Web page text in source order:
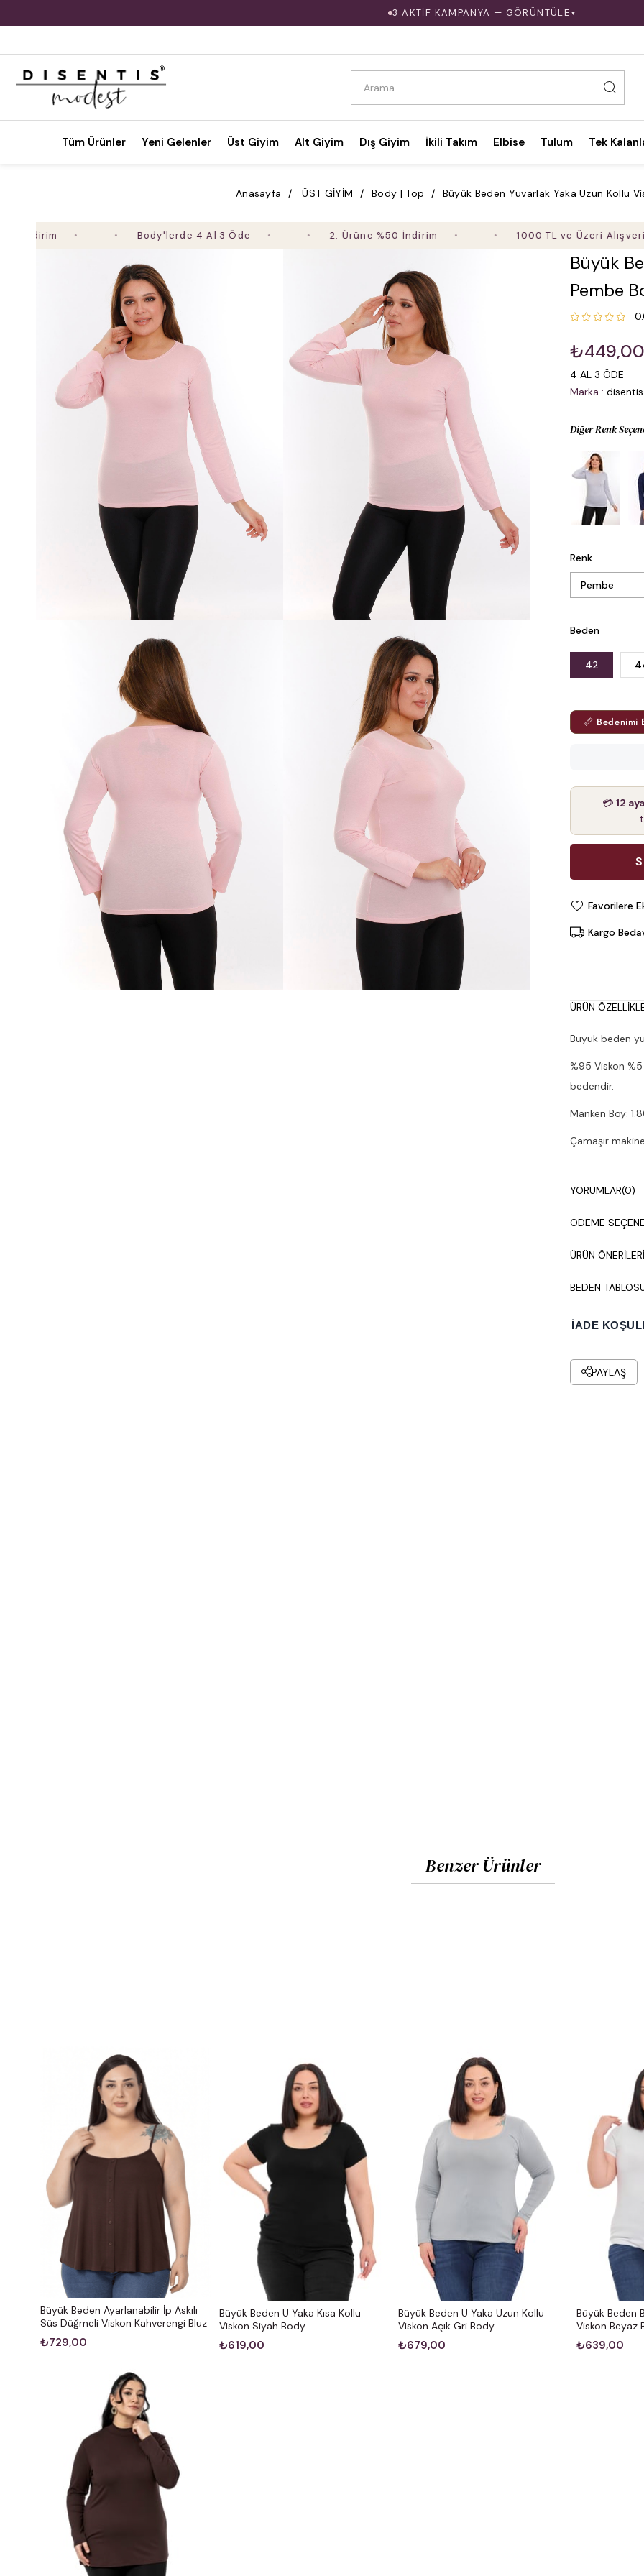
3 AKTİF KAMPANYA — GÖRÜNTÜLE ▼
Tüm Ürünler Yeni Gelenler Üst Giyim Alt Giyim Dış Giyim İkili Takım Elbise Tulum Tek
Anasayfa ÜST GİYİM Body | Top Büyük Beden Yuvarlak Yaka Uzun Kollu
Body'lerde 4 Al 3 Öde 2. Ürüne %50 İndirim 1000 TL ve Üzeri Alışverişte
Büyük
Pembe
₺449,00
4 AL 3 ÖDE
Marka : disentis
Diğer Renk
Renk
Beden
42
📏 Bedenimi
💳12
Favorilere
Kargo
ÜRÜN
Büyük beden
%95 Viskon
bedendir.
Manken Boy:
Çamaşır
YORUMLAR(0)
ÖDEME
ÜRÜN ÖNERILERI
BEDEN
İADE
PAYLAŞ
Benzer Ürünler
Büyük Beden Ayarlanabilir İp Askılı
Süs Düğmeli Viskon Kahverengi Bluz
₺729,00
Büyük Beden U Yaka Kısa Kollu
Viskon Siyah Body
₺619,00
Büyük Beden U Yaka Uzun Kollu
Viskon Açık Gri Body
₺679,00
Büyük Beden
Viskon Beyaz
₺639,00